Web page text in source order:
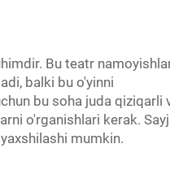
Bu teatr
balki bu o'yinni
bu soha juda qiziqarli
o'rganishlari kerak.
mumkin.